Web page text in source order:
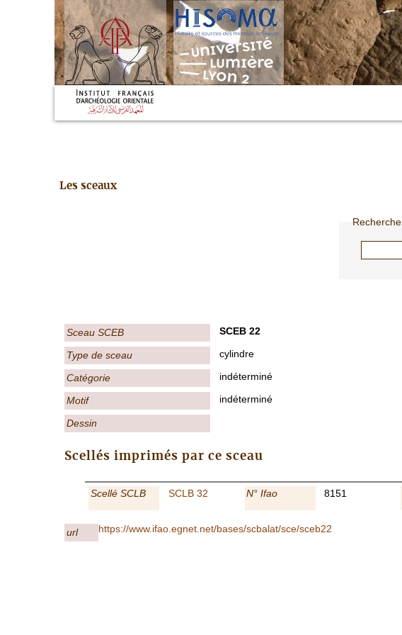
Les sceaux
Recherche
Sceau SCEB SCEB 22
Type de sceau cylindre
Catégorie indéterminé
Motif indéterminé
Dessin
Scellés imprimés par ce sceau
Scellé SCLB SCLB 32 N° Ifao 8151
url https://www.ifao.egnet.net/bases/scbalat/sce/sceb22